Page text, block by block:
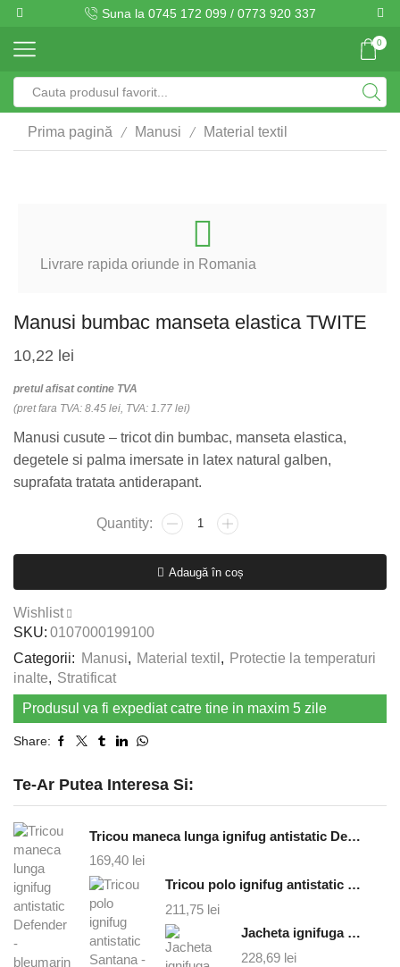
Suna la 0745 172 099 / 0773 920 337
0
Prima pagină / Manusi / Material textil
Livrare rapida oriunde in Romania
Manusi bumbac manseta elastica TWITE
10,22 lei
pretul afisat contine TVA
(pret fara TVA: 8.45 lei, TVA: 1.77 lei)
Manusi cusute – tricot din bumbac, manseta elastica,
degetele si palma imersate in latex natural galben,
suprafata tratata antiderapant.
Cantitate
manseta
Adaugă în coș
Wishlist
SKU: 0107000199100
Categorii: Manusi, Material textil , Protectie la temperaturi
inalte, Stratificat
Produsul va fi expediat catre tine in maxim 5 zile
Share:
Te-Ar Putea Interesa Si:
Tricou maneca lunga ignifug antistatic Defender - bleumarin
169,40 lei
Tricou polo ignifug antistatic Santana - bleumarin
211,75 lei
Jacheta ignifuga antistatica cruiser - bleumarin
228,69 lei